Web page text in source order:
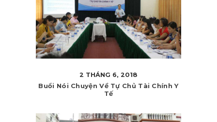
2 THÁNG 6, 2018
Buổi Nói Chuyện Về Tự Chủ Tài Chính Y
Tế